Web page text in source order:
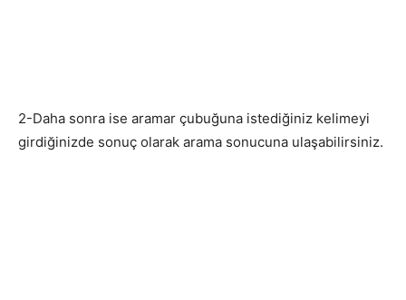
2-Daha sonra ise aramar çubuğuna istediğiniz kelimeyi
girdiğinizde sonuç olarak arama sonucuna ulaşabilirsiniz.